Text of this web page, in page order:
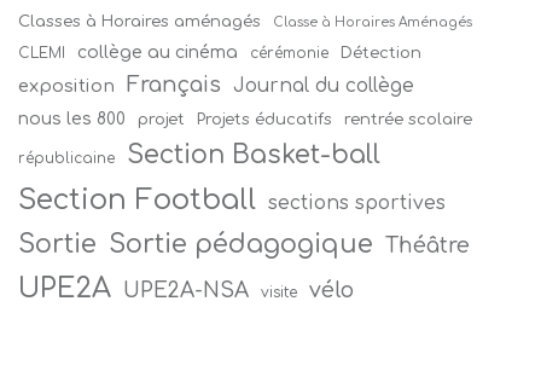
Classes à Horaires aménagés Classe à Horaires Aménagés
CLEMI collège au cinéma cérémonie Détection
exposition Français Journal du collège
nous les 800 projet Projets éducatifs rentrée scolaire
républicaine Section Basket-ball
Section Football sections sportives
Sortie Sortie pédagogique Théâtre
UPE2A UPE2A-NSA visite vélo